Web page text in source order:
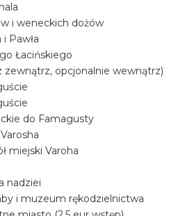
i weneckich dożów
i Pawła
Łacińskiego
zewnątrz, opcjonalnie wewnątrz)
do Famagusty
miejski Varoha
nadziei
i muzeum rękodzielnictwa